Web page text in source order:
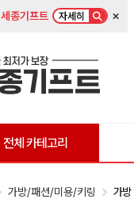
세종기프트 자세히 ×
전체 카테고리
가방/패션/미용/키링 가방